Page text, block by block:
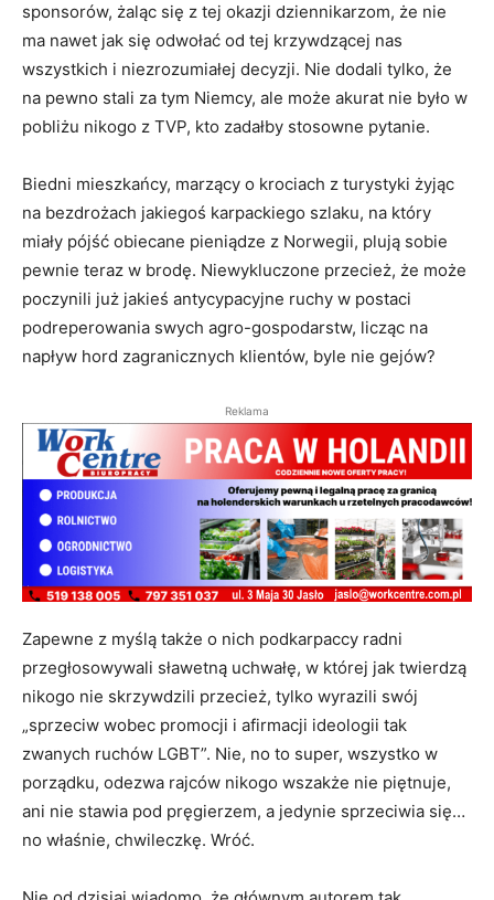
sponsorów, żaląc się z tej okazji dziennikarzom, że nie
ma nawet jak się odwołać od tej krzywdzącej nas
wszystkich i niezrozumiałej decyzji. Nie dodali tylko, że
na pewno stali za tym Niemcy, ale może akurat nie było w
pobliżu nikogo z TVP, kto zadałby stosowne pytanie.
Biedni mieszkańcy, marzący o krociach z turystyki żyjąc
na bezdrożach jakiegoś karpackiego szlaku, na który
miały pójść obiecane pieniądze z Norwegii, plują sobie
pewnie teraz w brodę. Niewykluczone przecież, że może
poczynili już jakieś antycypacyjne ruchy w postaci
podreperowania swych agro-gospodarstw, licząc na
napływ hord zagranicznych klientów, byle nie gejów?
Reklama
Zapewne z myślą także o nich podkarpaccy radni
przegłosowywali sławetną uchwałę, w której jak twierdzą
nikogo nie skrzywdzili przecież, tylko wyrazili swój
„sprzeciw wobec promocji i afirmacji ideologii tak
zwanych ruchów LGBT”. Nie, no to super, wszystko w
porządku, odezwa rajców nikogo wszakże nie piętnuje,
ani nie stawia pod pręgierzem, a jedynie sprzeciwia się…
no właśnie, chwileczkę. Wróć.